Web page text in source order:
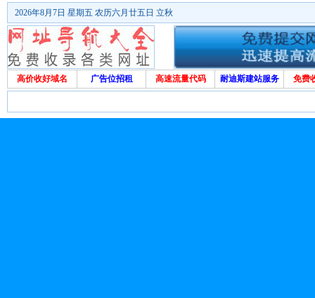
2026年8月7日 星期五 农历六月廿五日 立秋
高价收好域名 广告位招租 高速流量代码 耐迪斯建站服务 免费